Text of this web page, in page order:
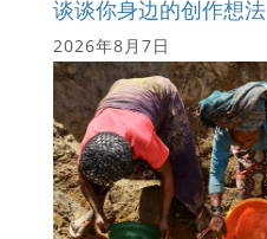
谈谈你身边的创作想法
2026年8月7日